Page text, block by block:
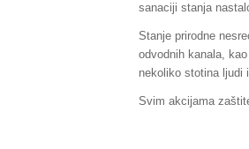
sanaciji stanja
Stanje prirodne
odvodnih kanala,
nekoliko stotina ljudi
Svim akcijama